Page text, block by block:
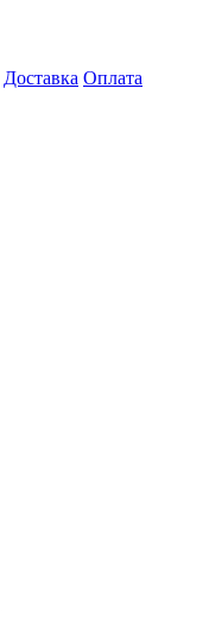
Доставка Оплата